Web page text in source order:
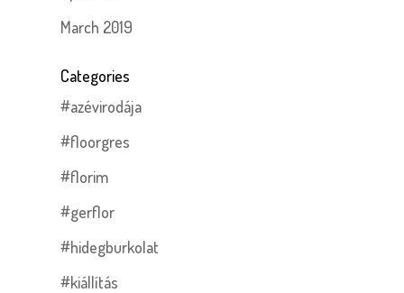
March 2019
Categories
#azévirodája
#floorgres
#florim
#gerflor
#hidegburkolat
#kiállítás